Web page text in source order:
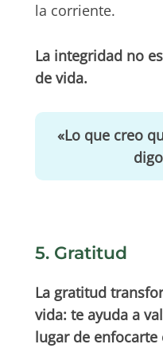
la corriente.
La integridad no
de vida.
«Lo que creo
5. Gratitud
La gratitud
vida: te ayuda a
lugar de